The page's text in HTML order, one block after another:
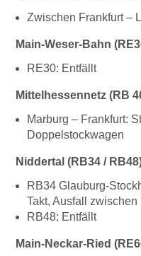
Zwischen Frankfurt –
Main-Weser-Bahn
RE30: Entfällt
Mittelhessennetz (RB
Marburg – Frankfurt:
Doppelstockwagen
Niddertal (RB34 /
RB34 Glauburg-
Takt, Ausfall
RB48: Entfällt
Main-Neckar-Ried